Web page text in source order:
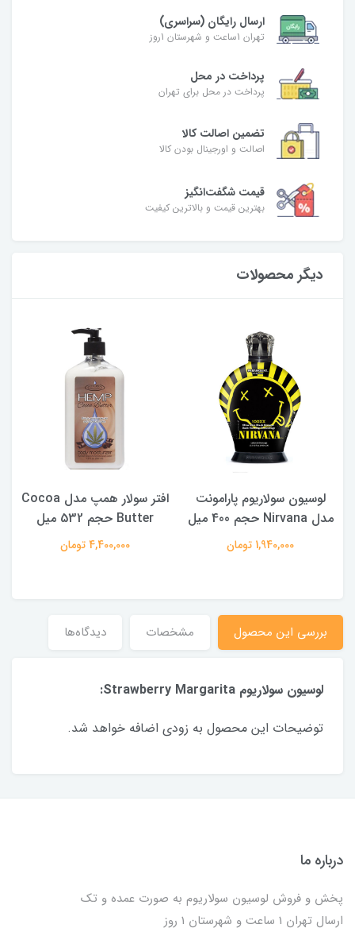
ارسال رایگان (سراسری)
تهران 1ساعت و شهرستان 1روز
پرداخت در محل
پرداخت در محل برای تهران
تضمین اصالت کالا
اصالت و اورجینال بودن کالا
قیمت شگفت‌انگیز
بهترین قیمت و بالاترین کیفیت
دیگر محصولات
لوسیون سولاریوم پارامونت
مدل Nirvana حجم 400 میل
1,940,000 تومان
افتر سولار همپ مدل Cocoa
Butter حجم 532 میل
4,400,000 تومان
بررسی این محصول مشخصات دیدگاه‌ها
لوسیون سولاریوم Strawberry Margarita:
توضیحات این محصول به زودی اضافه خواهد شد.
درباره ما
پخش و فروش لوسیون سولاریوم به صورت عمده و تک
ارسال تهران 1 ساعت و شهرستان 1 روز